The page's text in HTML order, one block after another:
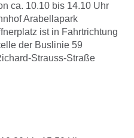
ca. 10.10 bis 14.10 Uhr
Arabellapark
ist in Fahrtrichtung
der Buslinie 59
Strauss-Straße